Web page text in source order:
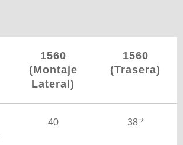
1560
(Montaje
Lateral)
1560
(Trasera)
40 38 *